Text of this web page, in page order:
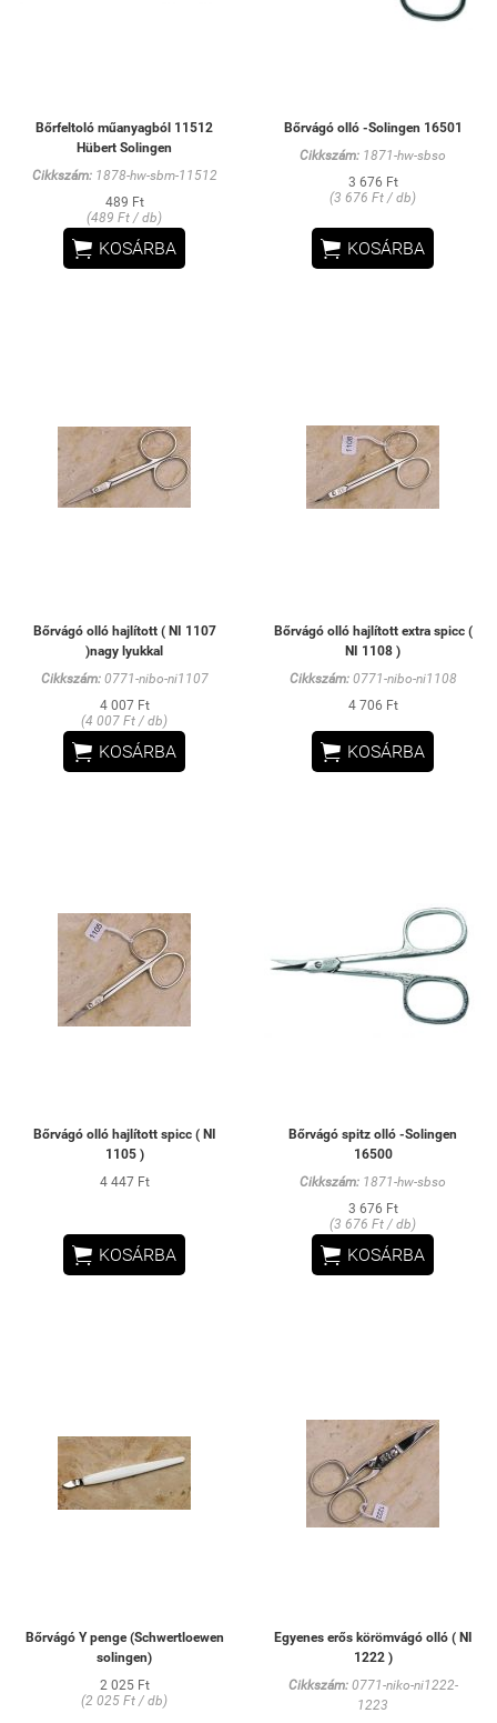
Bőrfeltoló műanyagból 11512
Hübert Solingen
Cikkszám:1878-hw-sbm-11512
489 Ft
(489 Ft / db)
 KOSÁRBA
Bőrvágó olló -Solingen 16501
Cikkszám: 1871-hw-sbso
3 676 Ft
(3 676 Ft / db)
 KOSÁRBA
Bőrvágó olló hajlított ( NI 1107
)nagy lyukkal
Cikkszám:0771-nibo-ni1107
4 007 Ft
(4 007 Ft / db)
 KOSÁRBA
Bőrvágó olló hajlított extra spicc (
NI 1108 )
Cikkszám:0771-nibo-ni1108
4 706 Ft
 KOSÁRBA
Bőrvágó olló hajlított spicc ( NI
1105 )
4 447 Ft
 KOSÁRBA
Bőrvágó spitz olló -Solingen
16500
Cikkszám: 1871-hw-sbso
3 676 Ft
(3 676 Ft / db)
 KOSÁRBA
Bőrvágó Y penge (Schwertloewen
solingen)
2 025 Ft
(2 025 Ft / db)
Egyenes erős körömvágó olló ( NI
1222 )
Cikkszám:0771-niko-ni1222-
1223